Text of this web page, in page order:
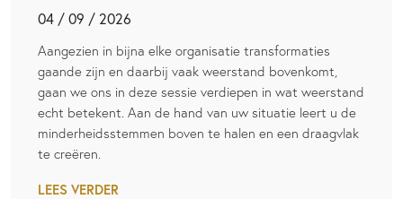
04 / 09 / 2026
Aangezien in bijna elke organisatie transformaties
gaande zijn en daarbij vaak weerstand bovenkomt,
gaan we ons in deze sessie verdiepen in wat weerstand
echt betekent. Aan de hand van uw situatie leert u de
minderheidsstemmen boven te halen en een draagvlak
te creëren.
LEES VERDER